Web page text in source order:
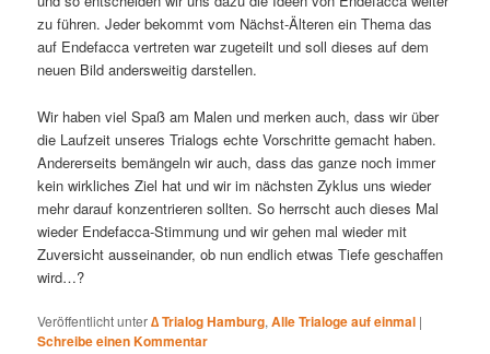
zu führen. Jeder bekommt vom Nächst-Älteren ein Thema das
auf Endefacca vertreten war zugeteilt und soll dieses auf dem
neuen Bild andersweitig darstellen.
Wir haben viel Spaß am Malen und merken auch, dass wir über
die Laufzeit unseres Trialogs echte Vorschritte gemacht haben.
Andererseits bemängeln wir auch, dass das ganze noch immer
kein wirkliches Ziel hat und wir im nächsten Zyklus uns wieder
mehr darauf konzentrieren sollten. So herrscht auch dieses Mal
wieder Endefacca-Stimmung und wir gehen mal wieder mit
Zuversicht ausseinander, ob nun endlich etwas Tiefe geschaffen
wird…?
Veröffentlicht unter∆ Trialog Hamburg,Alle Trialoge auf einmal |
Schreibe einen Kommentar